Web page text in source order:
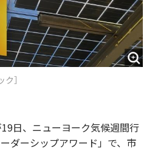
］
日、ニューヨーク気候週間行
ダーシップアワード」で、市